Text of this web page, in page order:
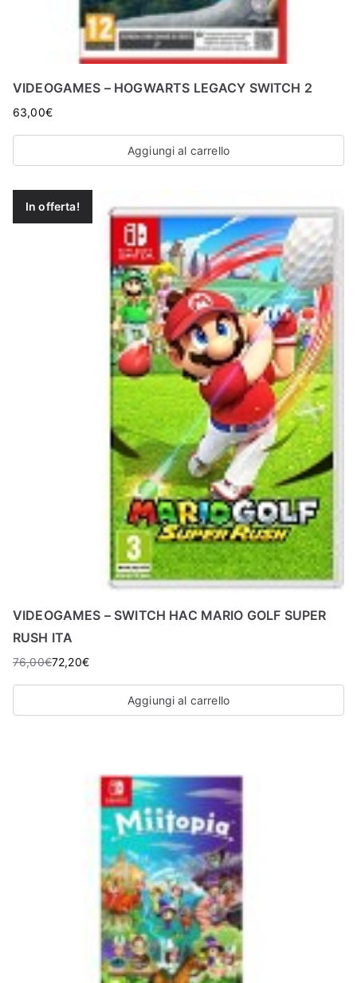
VIDEOGAMES – HOGWARTS LEGACY SWITCH 2
63,00€
Aggiungi al carrello
In offerta!
VIDEOGAMES – SWITCH HAC MARIO GOLF SUPER
RUSH ITA
76,00€72,20€
Aggiungi al carrello